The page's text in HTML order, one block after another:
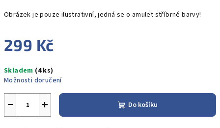
Obrázek je pouze ilustrativní, jedná se o amulet stříbrné barvy!
299 Kč
cena:
Skladem (4 ks)
Možnosti doručení
+
− Do košíku